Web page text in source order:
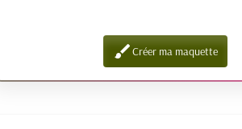
brushCréer ma maquette